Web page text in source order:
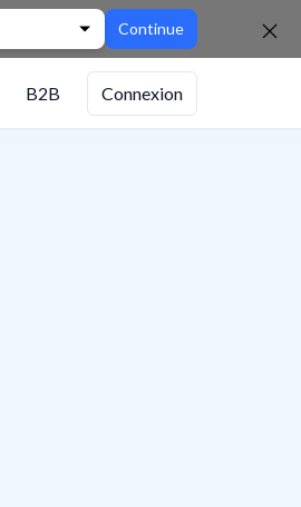
Continue
B2B Connexion